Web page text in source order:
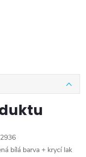
bílá barva + krycí lak